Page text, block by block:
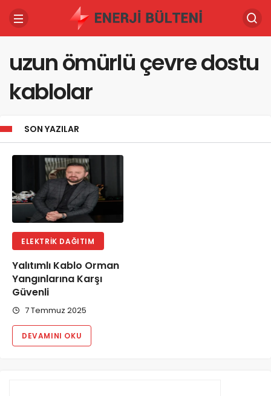
uzun ömürlü çevre dostu
kablolar
SON YAZILAR
ELEKTRIK DAĞITIM
Yalıtımlı Kablo Orman
Yangınlarına Karşı
Güvenli
7 Temmuz 2025
DEVAMINI OKU